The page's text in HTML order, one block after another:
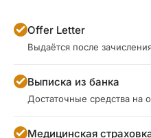
Offer Letter
Выдаётся после
Выписка из банка
Достаточные средства на
Медицинская